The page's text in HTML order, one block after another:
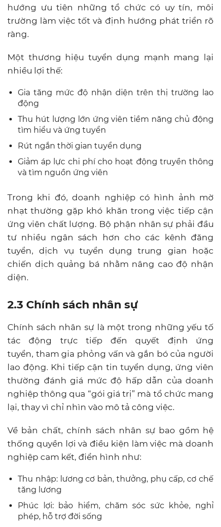
hướng ưu tiên những tổ chức có uy tín, môi
trường làm việc tốt và định hướng phát triển rõ
ràng.
Một thương hiệu tuyển dụng mạnh mang lại
nhiều lợi thế:
Gia tăng mức độ nhận diện trên thị trường lao
động
Thu hút lượng lớn ứng viên tiềm năng chủ động
tìm hiểu và ứng tuyển
Rút ngắn thời gian tuyển dụng
Giảm áp lực chi phí cho hoạt động truyền thông
và tìm nguồn ứng viên
Trong khi đó, doanh nghiệp có hình ảnh mờ
nhạt thường gặp khó khăn trong việc tiếp cận
ứng viên chất lượng. Bộ phận nhân sự phải đầu
tư nhiều ngân sách hơn cho các kênh đăng
tuyển, dịch vụ tuyển dụng trung gian hoặc
chiến dịch quảng bá nhằm nâng cao độ nhận
diện.
2.3 Chính sách nhân sự
Chính sách nhân sự là một trong những yếu tố
tác động trực tiếp đến quyết định ứng
tuyển, tham gia phỏng vấn và gắn bó của người
lao động. Khi tiếp cận tin tuyển dụng, ứng viên
thường đánh giá mức độ hấp dẫn của doanh
nghiệp thông qua “gói giá trị” mà tổ chức mang
lại, thay vì chỉ nhìn vào mô tả công việc.
Về bản chất, chính sách nhân sự bao gồm hệ
thống quyền lợi và điều kiện làm việc mà doanh
nghiệp cam kết, điển hình như:
Thu nhập: lương cơ bản, thưởng, phụ cấp, cơ chế
tăng lương
Phúc lợi: bảo hiểm, chăm sóc sức khỏe, nghỉ
phép, hỗ trợ đời sống